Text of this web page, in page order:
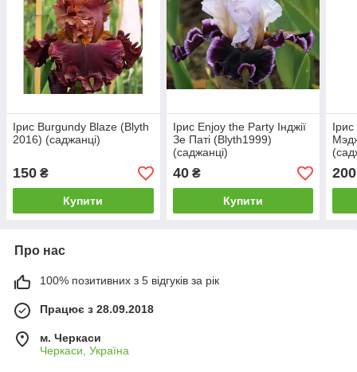
Ірис Burgundy Blaze (Blyth
2016) (саджанці)
150 ₴
Купити
Ірис Enjoy the Party Інджії
Зе Паті (Blyth1999)
(саджанці)
40₴
Купити
200
Про нас
100% позитивних з 5 відгуків за рік
Працює з 28.09.2018
м. Черкаси
Черкаси, Україна